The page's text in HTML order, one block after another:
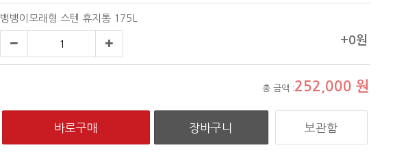
뱅뱅이모래형 스텐 휴지통 175L
+0원
총 금액 :252,000 원
보관함